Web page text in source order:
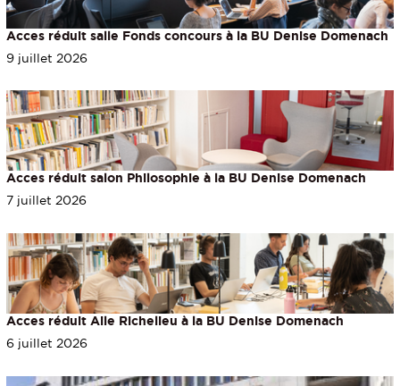
Acces réduit salle Fonds concours à la BU Denise Domenach
9 juillet 2026
Acces réduit salon Philosophie à la BU Denise Domenach
7 juillet 2026
Acces réduit Aile Richelieu à la BU Denise Domenach
6 juillet 2026